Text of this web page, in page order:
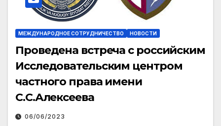
МЕЖДУНАРОДНОЕ СОТРУДНИЧЕСТВО НОВОСТИ
Проведена встреча с российским
Исследовательским центром
частного права имени
С.С.Алексеева
06/06/2023